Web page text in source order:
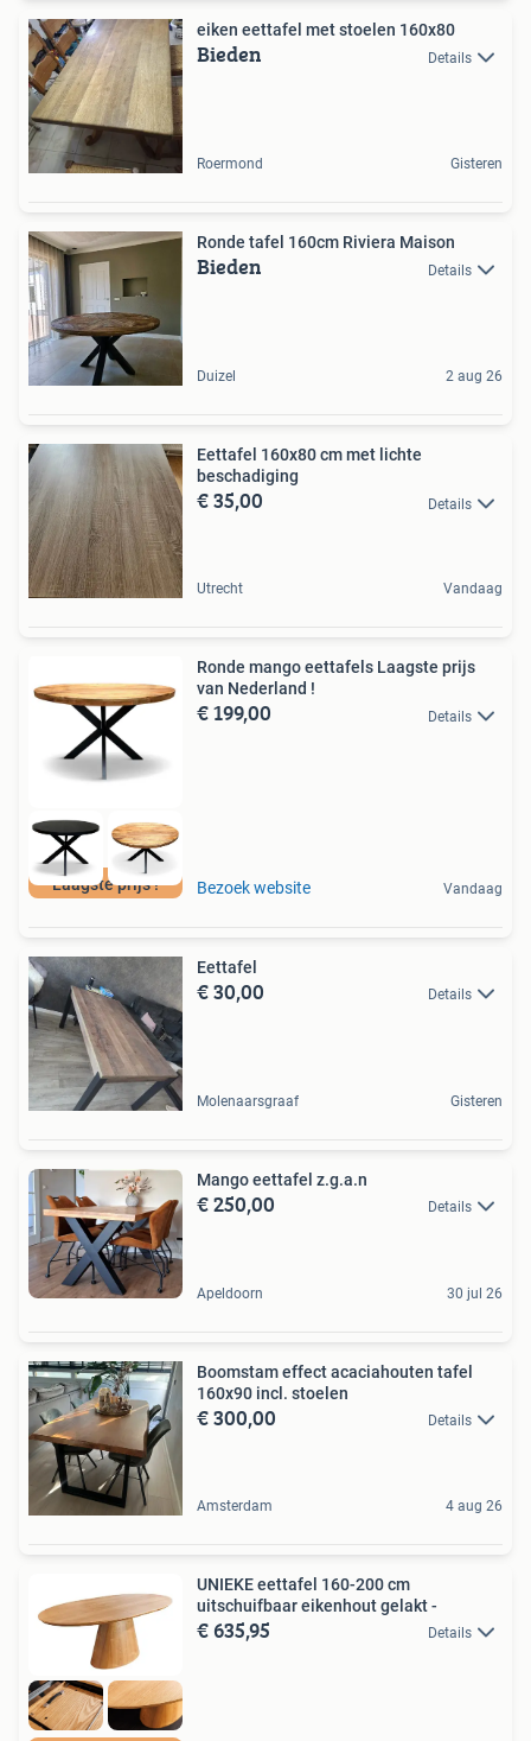
eiken eettafel met stoelen 160x80
Bieden Details
Roermond Gisteren
Ronde tafel 160cm Riviera Maison
Bieden Details
Duizel 2 aug 26
Eettafel 160x80 cm met lichte
beschadiging
€ 35,00 Details
Utrecht Vandaag
Laagste prijs !
Ronde mango eettafels Laagste prijs
van Nederland !
€ 199,00 Details
Bezoek website Vandaag
Eettafel
€ 30,00 Details
Molenaarsgraaf Gisteren
Mango eettafel z.g.a.n
€ 250,00 Details
Apeldoorn 30 jul 26
Boomstam effect acaciahouten tafel
160x90 incl. stoelen
€ 300,00 Details
Amsterdam 4 aug 26
UNIEKE eettafel 160-200 cm
uitschuifbaar eikenhout gelakt -
€ 635,95 Details